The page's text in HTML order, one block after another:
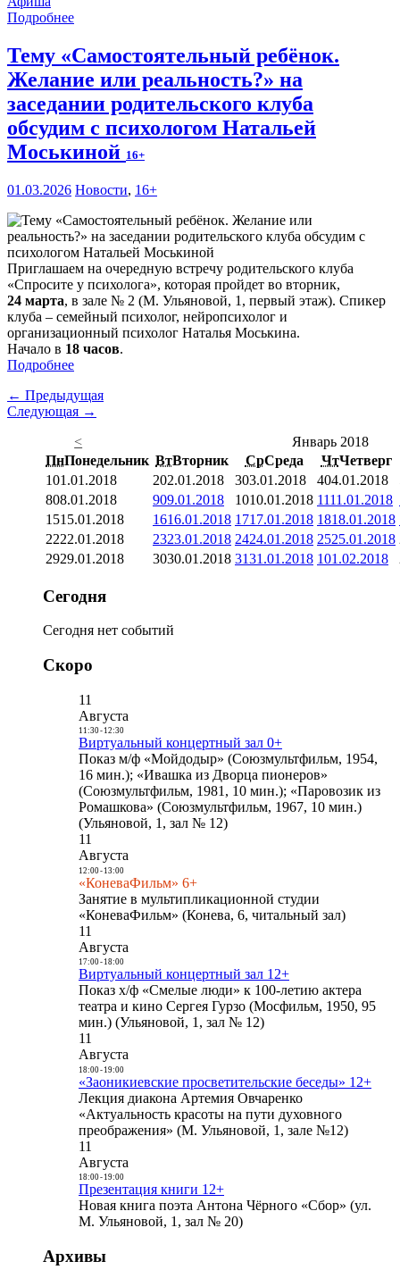
Подробнее
Тему «Самостоятельный ребёнок.
Желание или реальность?» на
заседании родительского клуба
обсудим с психологом Натальей
Моськиной 16+
01.03.2026 Новости, 16+
Приглашаем на очередную встречу родительского клуба
«Спросите у психолога», которая пройдет во вторник,
24 марта, в зале № 2 (М. Ульяновой, 1, первый этаж). Спикер
клуба – семейный психолог, нейропсихолог и
организационный психолог Наталья Моськина.
Начало в 18 часов.
Подробнее
← Предыдущая
Следующая →
<
Январь 2018
ПнПонедельник ВтВторник СрСреда ЧтЧетверг
101.01.2018 202.01.2018 303.01.2018 404.01.2018
808.01.2018 909.01.2018 1010.01.2018 1111.01.2018
1515.01.2018 1616.01.2018 1717.01.2018 1818.01.2018
2222.01.2018 2323.01.2018 2424.01.2018 2525.01.2018
2929.01.2018 3030.01.2018 3131.01.2018 101.02.2018
Сегодня
Сегодня нет событий
Скоро
11
Августа
11:30- 12:30
Виртуальный концертный зал 0+
Показ м/ф «Мойдодыр» (Союзмультфильм, 1954,
16 мин.); «Ивашка из Дворца пионеров»
(Союзмультфильм, 1981, 10 мин.); «Паровозик из
Ромашкова» (Союзмультфильм, 1967, 10 мин.)
(Ульяновой, 1, зал № 12)
11
Августа
12:00- 13:00
«КоневаФильм» 6+
Занятие в мультипликационной студии
«КоневаФильм» (Конева, 6, читальный зал)
11
Августа
17:00- 18:00
Виртуальный концертный зал 12+
Показ х/ф «Смелые люди» к 100-летию актера
театра и кино Сергея Гурзо (Мосфильм, 1950, 95
мин.) (Ульяновой, 1, зал № 12)
11
Августа
18:00- 19:00
«Заоникиевские просветительские беседы» 12+
Лекция диакона Артемия Овчаренко
«Актуальность красоты на пути духовного
преображения» (М. Ульяновой, 1, зале №12)
11
Августа
18:00- 19:00
Презентация книги 12+
Новая книга поэта Антона Чёрного «Сбор» (ул.
М. Ульяновой, 1, зал № 20)
Архивы